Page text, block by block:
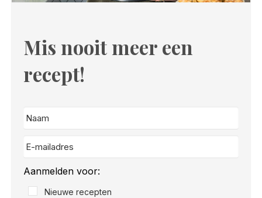
Mis nooit meer een
recept!
Aanmelden voor:
Nieuwe recepten